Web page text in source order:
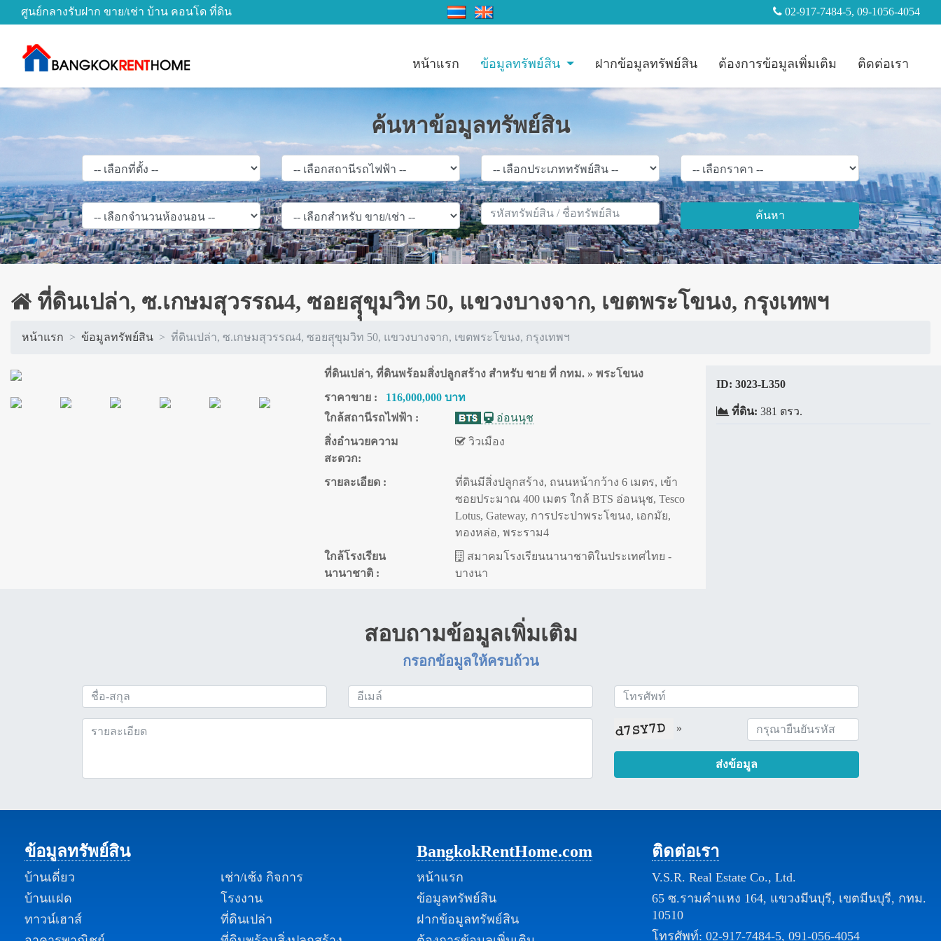
ศูนย์กลางรับฝาก ขาย/เช่า บ้าน คอนโด ที่ดิน 02-917-7484-5, 09-1056-4054
หน้าแรก ข้อมูลทรัพย์สิน ฝากข้อมูลทรัพย์สิน ต้องการข้อมูลเพิ่มเติม ติดต่อเรา
ค้นหาข้อมูลทรัพย์สิน
ค้นหา
ที่ดินเปล่า, ซ.เกษมสุวรรณ4, ซอยสุุขุมวิท 50, แขวงบางจาก, เขตพระโขนง, กรุงเทพฯ
หน้าแรก ข้อมูลทรัพย์สิน ที่ดินเปล่า, ซ.เกษมสุวรรณ4, ซอยสุุขุมวิท 50, แขวงบางจาก, เขตพระโขนง, กรุงเทพฯ
ที่ดินเปล่า, ที่ดินพร้อมสิ่งปลูกสร้าง สำหรับ ขาย ที่ กทม. » พระโขนง
ราคาขาย : 116,000,000 บาท
ใกล้สถานีรถไฟฟ้า :
อ่อนนุช
สิ่งอำนวยความ
สะดวก:
วิวเมือง
รายละเอียด :
ที่ดินมีสิ่งปลูกสร้าง, ถนนหน้ากว้าง 6 เมตร, เข้า
ซอยประมาณ 400 เมตร ใกล้ BTS อ่อนนุช, Tesco
Lotus, Gateway, การประปาพระโขนง, เอกมัย,
ทองหล่อ, พระราม4
ใกล้โรงเรียน
นานาชาติ :
สมาคมโรงเรียนนานาชาติในประเทศไทย -
บางนา
ID: 3023-L350
ที่ดิน: 381 ตรว.
สอบถามข้อมูลเพิ่มเติม
กรอกข้อมูลให้ครบถ้วน
»
ส่งข้อมูล
ข้อมูลทรัพย์สิน
บ้านเดี่ยว
บ้านแฝด
ทาวน์เฮาส์
เช่า/เซ้ง กิจการ
โรงงาน
ที่ดินเปล่า
BangkokRentHome.com
หน้าแรก
ข้อมูลทรัพย์สิน
ฝากข้อมูลทรัพย์สิน
ติดต่อเรา
V.S.R. Real Estate Co., Ltd.
65 ซ.รามคำแหง 164, แขวงมีนบุรี, เขตมีนบุรี, กทม.
10510
โทรศัพท์: 02-917-7484-5, 091-056-4054